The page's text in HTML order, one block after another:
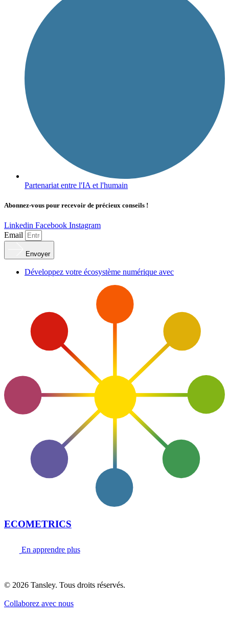
Partenariat entre l'IA et l'humain
Abonnez-vous pour recevoir de précieux conseils !
Linkedin Facebook Instagram
Email
Envoyer
Développez votre écosystème numérique avec
ECOMETRICS
En apprendre plus
© 2026 Tansley. Tous droits réservés.
Collaborez avec nous